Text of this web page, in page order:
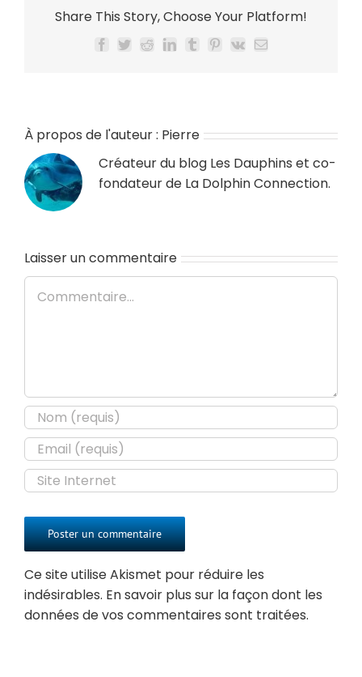
Share This Story, Choose Your Platform!
Facebook
TwitterRedditLinkedIn
TumblrPinterest
Vk Email
À propos de l'auteur : Pierre
Créateur du blog Les Dauphins et co-
fondateur de La Dolphin Connection.
Laisser un commentaire
Commentaire
Ce site utilise Akismet pour réduire les
indésirables. En savoir plus sur la façon dont les
données de vos commentaires sont traitées.